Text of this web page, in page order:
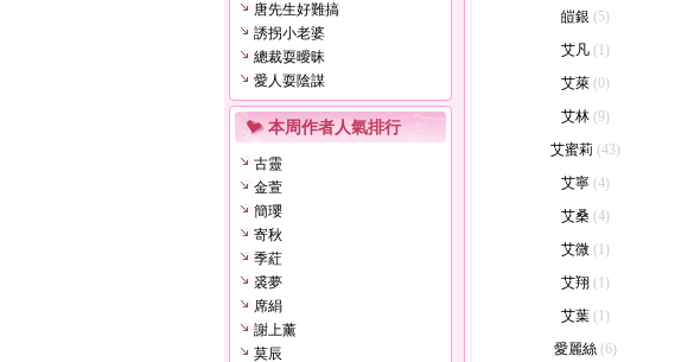
唐先生好難搞
誘拐小老婆
總裁耍曖昧
愛人耍陰謀
本周作者人氣排行
古靈
金萱
簡瓔
寄秋
季葒
裘夢
席絹
謝上薰
莫辰
皚銀 (5)
艾凡 (1)
艾萊 (0)
艾林 (9)
艾蜜莉 (43)
艾寧 (4)
艾桑 (4)
艾微 (1)
艾翔 (1)
艾葉 (1)
愛麗絲 (6)